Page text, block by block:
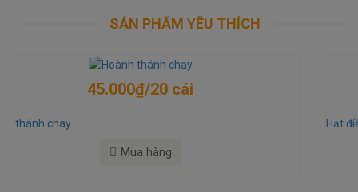
SẢN PHẨM YÊU THÍCH
300.000₫/kg
Hạt điều rang muối
Mua hàng